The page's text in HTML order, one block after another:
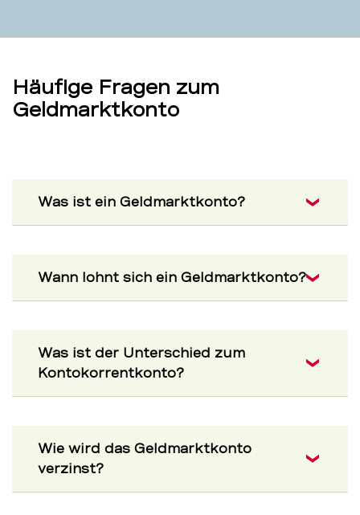
Häufige Fragen zum
Geldmarktkonto
Was ist ein Geldmarktkonto?
Wann lohnt sich ein Geldmarktkonto?
Was ist der Unterschied zum
Kontokorrentkonto?
Wie wird das Geldmarktkonto
verzinst?